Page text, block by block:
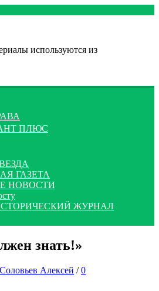
используются из
ПЛЮС
ГАЗЕТА
НОВОСТИ
ЖУРНАЛ
знать!»
Соловьев Алексей / 0